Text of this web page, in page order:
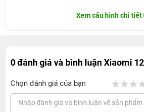
Xem cấu hình chi tiết
0 đánh giá và bình luậnXiaomi
Chọn đánh giá của bạn